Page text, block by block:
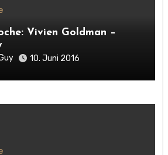
Vivien Goldman –
10. Juni 2016